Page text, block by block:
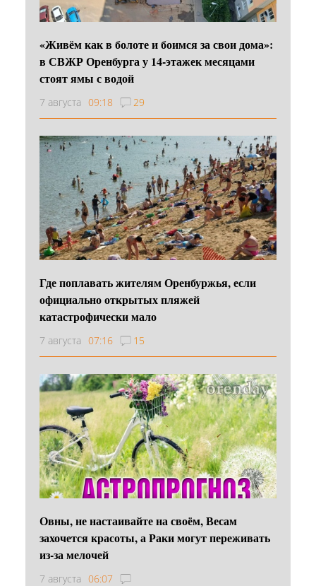
«Живём как в болоте и боимся за свои дома»:
в СВЖР Оренбурга у 14-этажек месяцами
стоят ямы с водой
7 августа 09:18 29
Где поплавать жителям Оренбуржья, если
официально открытых пляжей
катастрофически мало
7 августа 07:16 15
Овны, не настаивайте на своём, Весам
захочется красоты, а Раки могут переживать
из-за мелочей
7 августа 06:07